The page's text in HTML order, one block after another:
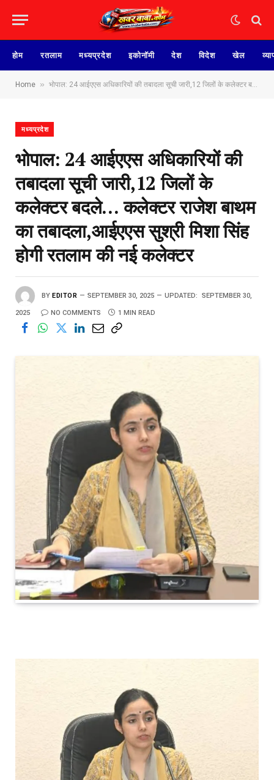
होम रतलाम मध्यप्रदेश इकोनॉमी देश विदेश खेल
Home » भोपाल: 24 आईएएस अधिकारियों की तबादला सूची जारी,12 जिलों के कलेक्टर बदले… कलेक्टर राजेश बाथम का तबादला,आईएएस सुश्री मिशा सिंह होगी रतलाम की नई कलेक्टर
मध्यप्रदेश
भोपाल: 24 आईएएस अधिकारियों की
तबादला सूची जारी,12 जिलों के
कलेक्टर बदले… कलेक्टर राजेश बाथम
का तबादला,आईएएस सुश्री मिशा सिंह
होगी रतलाम की नई कलेक्टर
BY EDITOR SEPTEMBER 30, 2025 UPDATED: SEPTEMBER 30,
2025 NO COMMENTS 1 MIN READ